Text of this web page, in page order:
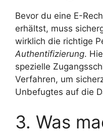
Bevor du eine E-
erhältst, muss
wirklich die richtige
Authentifizierung.
spezielle
Verfahren, um
Unbefugtes auf die
3. Was